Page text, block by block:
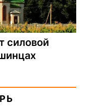
силовой